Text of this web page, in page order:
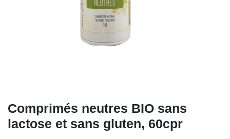
Comprimés neutres BIO sans
lactose et sans gluten, 60cpr